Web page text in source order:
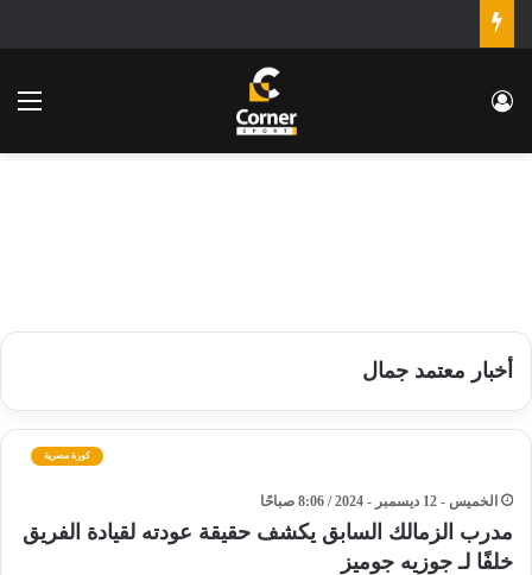
تسجيل الدخول
أخبار معتمد جمال
كورة مصرية
الخميس - 12 ديسمبر - 2024 / 8:06 صباحًا
مدرب الزمالك السابق يكشف حقيقة عودته لقيادة الفريق
خلفًا لـ جوزيه جوميز